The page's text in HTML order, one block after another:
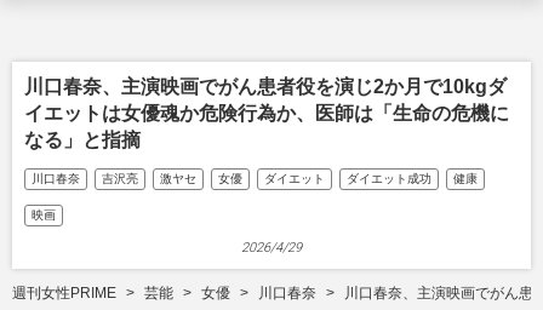
川口春奈、主演映画でがん患者役を演じ2か月で10kgダ
イエットは女優魂か危険行為か、医師は「生命の危機に
なる」と指摘
川口春奈 吉沢亮 激ヤセ 女優 ダイエット ダイエット成功 健康
映画
2026/4/29
週刊女性PRIME 芸能 女優 川口春奈 川口春奈、主演映画でがん患